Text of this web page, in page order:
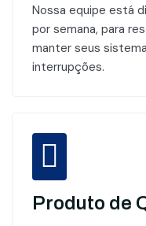
Nossa equipe está
por semana, para
manter seus
interrupções.
Produto de